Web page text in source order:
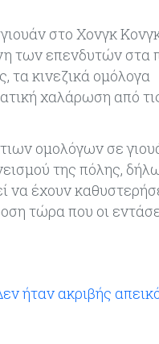
στο Χονγκ
των επενδυτών στα
τα κινεζικά ομόλογα
χαλάρωση από
ομολόγων σε
της πόλης,
να έχουν
τώρα που οι
ήταν ακριβής